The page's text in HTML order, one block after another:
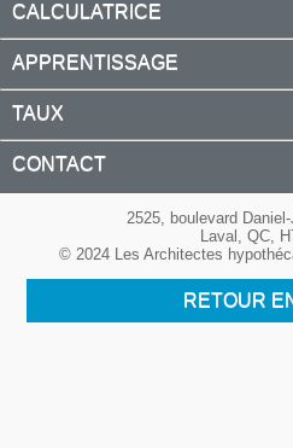
CALCULATRICE
APPRENTISSAGE
TAUX
CONTACT
2525, boulevard
Laval, QC,
© 2024 Les Architectes
RETOUR